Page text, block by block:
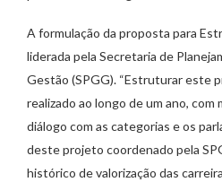
A formulação da proposta para
liderada pela Secretaria de
Gestão (SPGG). “Estruturar este
realizado ao longo de um ano,
diálogo com as categorias e os
deste projeto coordenado pela
histórico de valorização das